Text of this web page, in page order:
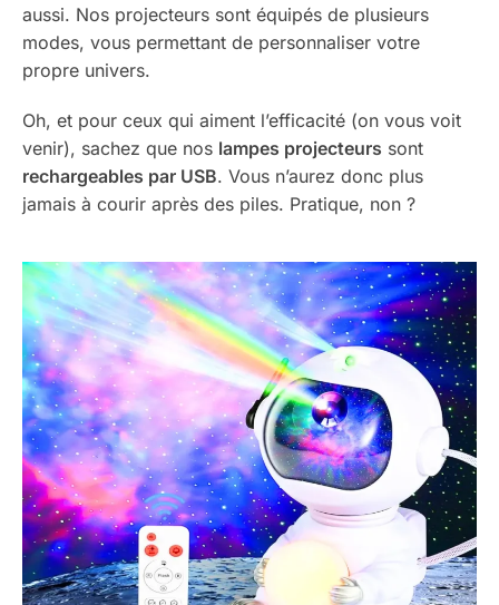
aussi. Nos projecteurs sont équipés de plusieurs
modes, vous permettant de personnaliser votre
propre univers.
Oh, et pour ceux qui aiment l’efficacité (on vous voit
venir), sachez que nos lampes projecteurs sont
rechargeables par USB. Vous n’aurez donc plus
jamais à courir après des piles. Pratique, non ?